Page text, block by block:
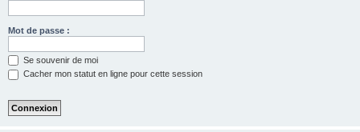
Mot de passe :
Se souvenir de moi
Cacher mon statut en ligne pour cette session